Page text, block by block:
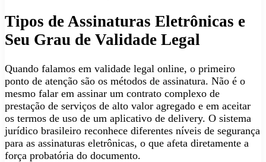
Tipos de Assinaturas Eletrônicas e
Seu Grau de Validade Legal
Quando falamos em validade legal online, o primeiro
ponto de atenção são os métodos de assinatura. Não é o
mesmo falar em assinar um contrato complexo de
prestação de serviços de alto valor agregado e em aceitar
os termos de uso de um aplicativo de delivery. O sistema
jurídico brasileiro reconhece diferentes níveis de segurança
para as assinaturas eletrônicas, o que afeta diretamente a
força probatória do documento.